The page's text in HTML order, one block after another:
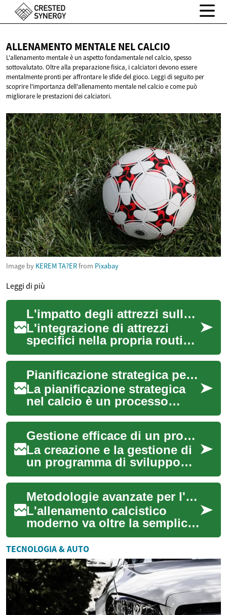
ALLENAMENTO MENTALE NEL CALCIO
L'allenamento mentale è un aspetto fondamentale nel calcio, spesso
sottovalutato. Oltre alla preparazione fisica, i calciatori devono essere
mentalmente pronti per affrontare le sfide del gioco. Leggi di seguito per
scoprire l'importanza dell'allenamento mentale nel calcio e come può
migliorare le prestazioni dei calciatori.
Image by KEREM TA?ERfrom Pixabay
Leggi di più
L'impatto degli attrezzi sulla routine di allenamento
L'integrazione di attrezzi
specifici nella propria routine
di allenamento può
trasformare
significativamente l'effica...Pianificazione strategica per squadre di calcio
La pianificazione strategica
nel calcio è un processo
fondamentale che va oltre la
semplice preparazione fisica
o l'a...
Gestione efficace di un programma di sviluppo calcistico
La creazione e la gestione di
un programma di sviluppo
calcistico richiedono un
approccio metodico e una
comprensione...
Metodologie avanzate per l'allenamento calcistico
L'allenamento calcistico
moderno va oltre la semplice
ripetizione di esercizi,
abbracciando un approccio
olistico che...
TECNOLOGIA & AUTO